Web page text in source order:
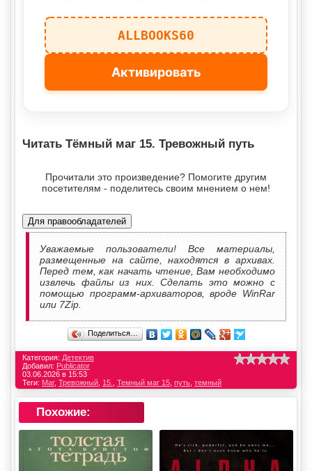
ALLBOOKS60
Активировать
Читать Тёмный маг 15. Тревожный путь
Прочитали это произведение? Помогите другим
посетителям - поделитесь своим мнением о нем!
Для правообладателей
Уважаемые пользователи! Все материалы,
размещенные на сайте, находятся в архивах.
Перед тем, как начать чтение, Вам необходимо
извлечь файлы из них. Сделать это можно с
помощью программ-архиваторов, вроде WinRar
или 7Zip.
Поделиться…
Категория: Детектив
Добавил: Publicator
03.06.2026 в 15:53
Теги: Маг, Тревожный 15. Темный маг 15 путь темный
Похожие: